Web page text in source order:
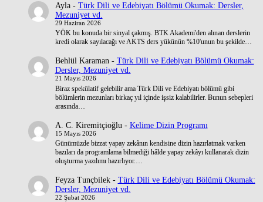
Ayla- Türk Dili ve Edebiyatı Bölümü Okumak: Dersler,
Mezuniyet vd.
29 Haziran 2026
YÖK bu konuda bir sinyal çakmış. BTK Akademi'den alınan derslerin
kredi olarak sayılacağı ve AKTS ders yükünün %10'unun bu şekilde…
Behlül Karaman- Türk Dili ve Edebiyatı Bölümü Okumak:
Dersler, Mezuniyet vd.
21 Mayıs 2026
Biraz spekülatif gelebilir ama Türk Dili ve Edebiyatı bölümü gibi
bölümlerin mezunları birkaç yıl içinde işsiz kalabilirler. Bunun sebepleri
arasında…
A. C. Kiremitçioğlu - Kelime Dizin Programı
15 Mayıs 2026
Günümüzde bizzat yapay zekânın kendisine dizin hazırlatmak varken
bazıları da programlama bilmediği hâlde yapay zekâyı kullanarak dizin
oluşturma yazılımı hazırlıyor.…
Feyza Tunçbilek- Türk Dili ve Edebiyatı Bölümü Okumak:
Dersler, Mezuniyet vd.
22 Şubat 2026